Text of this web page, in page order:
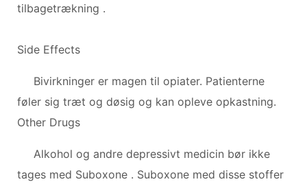
tilbagetrækning .
Side Effects
Bivirkninger er magen til opiater. Patienterne
føler sig træt og døsig og kan opleve opkastning.
Other Drugs
Alkohol og andre depressivt medicin bør ikke
tages med Suboxone . Suboxone med disse stoffer